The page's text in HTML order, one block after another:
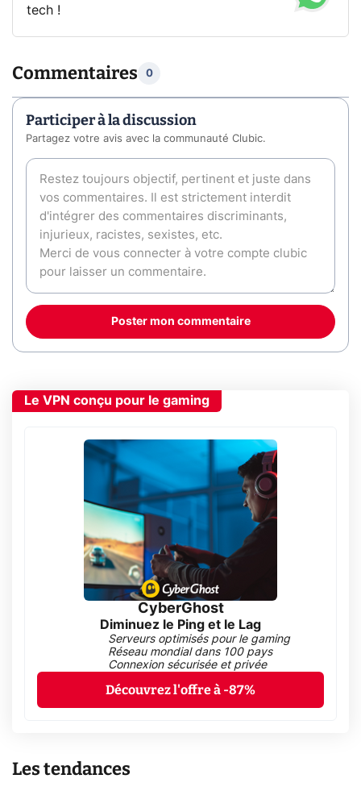
tech !
Commentaires 0
Participer à la discussion
Partagez votre avis avec la communauté Clubic.
Poster mon commentaire
Le VPN conçu pour le gaming
CyberGhost
Diminuez le Ping et le Lag
Serveurs optimisés pour le gaming
Réseau mondial dans 100 pays
Connexion sécurisée et privée
Découvrez l'offre à -87%
Les tendances